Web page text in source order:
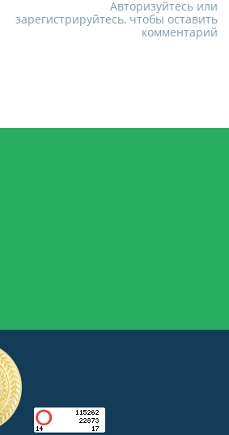
Авторизуйтесь или
зарегистрируйтесь, чтобы оставить
комментарий